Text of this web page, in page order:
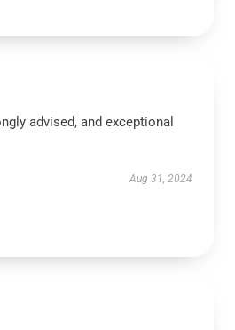
advised, and exceptional
Aug 31, 2024